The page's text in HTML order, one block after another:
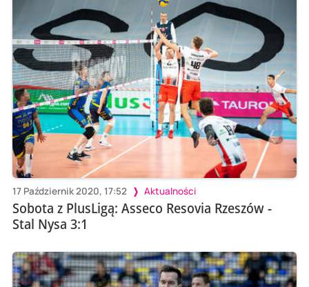
17 Październik 2020, 17:52 Aktualności
Sobota z PlusLigą: Asseco Resovia Rzeszów -
Stal Nysa 3:1